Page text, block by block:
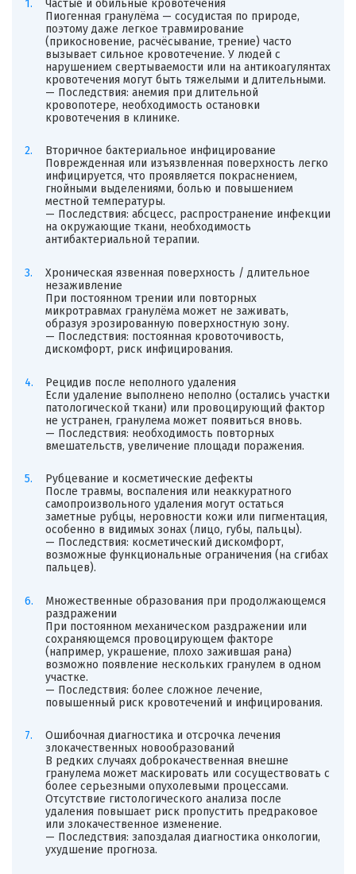
Частые и обильные кровотечения
Пиогенная гранулёма — сосудистая по природе,
поэтому даже легкое травмирование
(прикосновение, расчёсывание, трение) часто
вызывает сильное кровотечение. У людей с
нарушением свертываемости или на антикоагулянтах
кровотечения могут быть тяжелыми и длительными.
— Последствия: анемия при длительной
кровопотере, необходимость остановки
кровотечения в клинике.
Вторичное бактериальное инфицирование
Поврежденная или изъязвленная поверхность легко
инфицируется, что проявляется покраснением,
гнойными выделениями, болью и повышением
местной температуры.
— Последствия: абсцесс, распространение инфекции
на окружающие ткани, необходимость
антибактериальной терапии.
Хроническая язвенная поверхность / длительное
незаживление
При постоянном трении или повторных
микротравмах гранулёма может не заживать,
образуя эрозированную поверхностную зону.
— Последствия: постоянная кровоточивость,
дискомфорт, риск инфицирования.
Рецидив после неполного удаления
Если удаление выполнено неполно (остались участки
патологической ткани) или провоцирующий фактор
не устранен, гранулема может появиться вновь.
— Последствия: необходимость повторных
вмешательств, увеличение площади поражения.
Рубцевание и косметические дефекты
После травмы, воспаления или неаккуратного
самопроизвольного удаления могут остаться
заметные рубцы, неровности кожи или пигментация,
особенно в видимых зонах (лицо, губы, пальцы).
— Последствия: косметический дискомфорт,
возможные функциональные ограничения (на сгибах
пальцев).
Множественные образования при продолжающемся
раздражении
При постоянном механическом раздражении или
сохраняющемся провоцирующем факторе
(например, украшение, плохо зажившая рана)
возможно появление нескольких гранулем в одном
участке.
— Последствия: более сложное лечение,
повышенный риск кровотечений и инфицирования.
Ошибочная диагностика и отсрочка лечения
злокачественных новообразований
В редких случаях доброкачественная внешне
гранулема может маскировать или сосуществовать с
более серьезными опухолевыми процессами.
Отсутствие гистологического анализа после
удаления повышает риск пропустить предраковое
или злокачественное изменение.
— Последствия: запоздалая диагностика онкологии,
ухудшение прогноза.